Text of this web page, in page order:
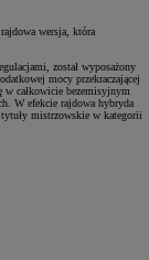
wersja, która
został wyposażony
mocy przekraczającej
w całkowicie bezemisyjnym
W efekcie rajdowa hybryda
mistrzowskie w kategorii